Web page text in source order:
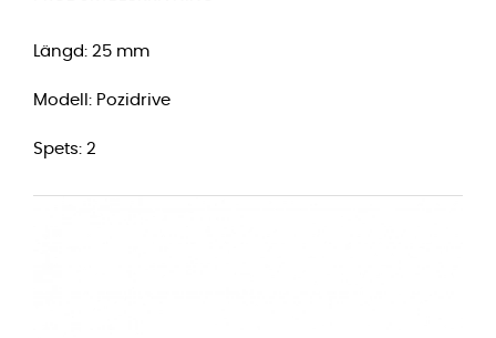
Längd: 25 mm
Modell: Pozidrive
Spets: 2